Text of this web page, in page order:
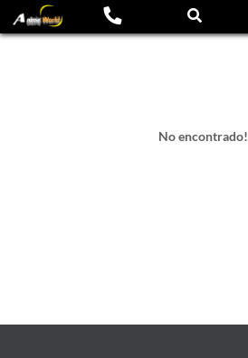
No encontrado!